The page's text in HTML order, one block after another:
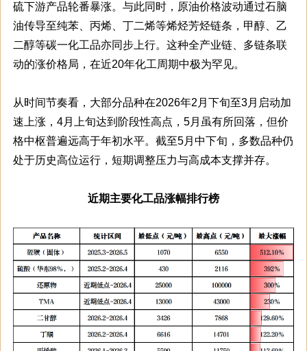
硫下游产品轮番暴涨。与此同时，原油价格波动通过石脑
油传导至纯苯、丙烯、丁二烯等烯烃芳烃链条，甲醇、乙
二醇等碳一化工品亦同步上行。这种全产业链、多链条联
动的涨价格局，在近20年化工周期中极为罕见。
从时间节奏看，大部分品种在2026年2月下旬至3月启动加
速上涨，4月上旬达到阶段性高点，5月虽有所回落，但价
格中枢普遍远高于年初水平。截至5月中下旬，多数品种仍
处于历史高位运行，短期调整压力与高成本支撑并存。
近期主要化工品涨幅排行榜